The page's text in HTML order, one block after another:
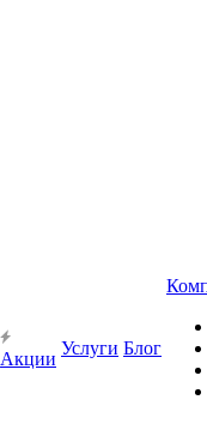
Акции
Услуги Блог